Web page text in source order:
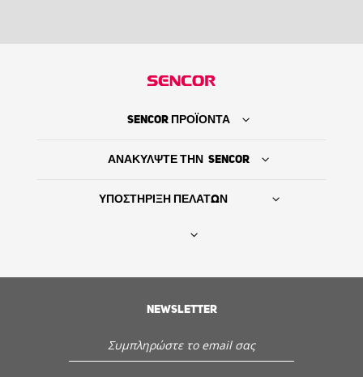
Εξυπηρέτηση - Υποστήριξη πελατών
SENCOR ΠΡΟΪΟΝΤΑ
ΑΝΑΚΥΛΨΤΕ ΤΗΝ SENCOR
ΥΠΟΣΤΗΡΙΞΗ ΠΕΛΑΤΩΝ
NEWSLETTER